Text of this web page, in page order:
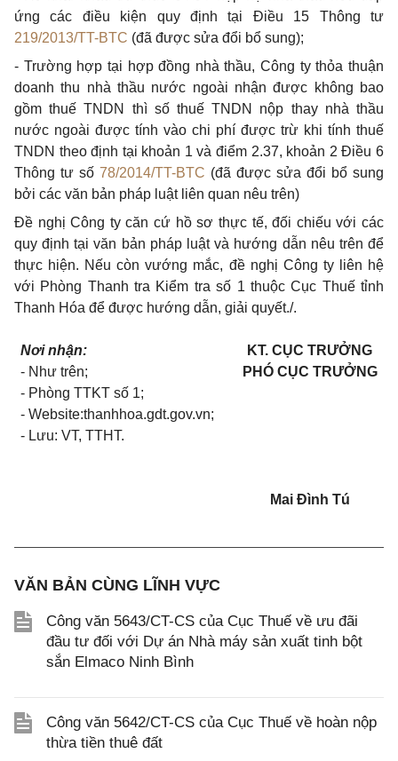
ứng các điều kiện quy định tại Điều 15 Thông tư
219/2013/TT-BTC (đã được sửa đổi bổ sung);
- Trường hợp tại hợp đồng nhà thầu, Công ty thỏa thuận
doanh thu nhà thầu nước ngoài nhận được không bao
gồm thuế TNDN thì số thuế TNDN nộp thay nhà thầu
nước ngoài được tính vào chi phí được trừ khi tính thuế
TNDN theo định tại khoản 1 và điểm 2.37, khoản 2 Điều 6
Thông tư số 78/2014/TT-BTC (đã được sửa đổi bổ sung
bởi các văn bản pháp luật liên quan nêu trên)
Đề nghị Công ty căn cứ hồ sơ thực tế, đối chiếu với các
quy định tại văn bản pháp luật và hướng dẫn nêu trên để
thực hiện. Nếu còn vướng mắc, đề nghị Công ty liên hệ
với Phòng Thanh tra Kiểm tra số 1 thuộc Cục Thuế tỉnh
Thanh Hóa để được hướng dẫn, giải quyết./.
Nơi nhận:
- Như trên;
- Phòng TTKT số 1;
- Website:thanhhoa.gdt.gov.vn;
- Lưu: VT, TTHT.
KT. CỤC TRƯỞNG
PHÓ CỤC TRƯỞNG
Mai Đình Tú
VĂN BẢN CÙNG LĨNH VỰC
Công văn 5643/CT-CS của Cục Thuế về ưu đãi
đầu tư đối với Dự án Nhà máy sản xuất tinh bột
sắn Elmaco Ninh Bình
Công văn 5642/CT-CS của Cục Thuế về hoàn nộp
thừa tiền thuê đất